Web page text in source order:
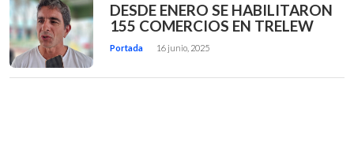
DESDE ENERO SE HABILITARON
155 COMERCIOS EN TRELEW
Portada 16 junio, 2025